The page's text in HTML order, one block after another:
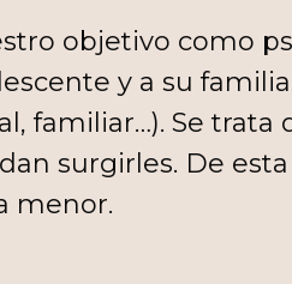
objetivo como
y a su
familiar…). Se
surgirles. De
menor.